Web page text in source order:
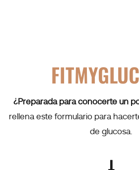
¿Preparada para conocerte un
rellena este formulario para
de glucosa.